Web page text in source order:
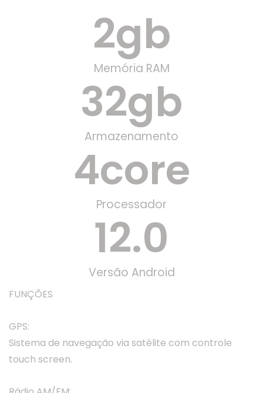
Memória RAM
2gb
Armazenamento
32gb
Processador
4core
Versão Android
12.0
FUNÇÕES
GPS:
Sistema de navegação via satélite com controle
touch screen.